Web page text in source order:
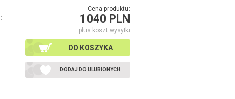
Cena produktu:
1040 PLN
plus koszt wysyłki
DO KOSZYKA
DODAJ DO ULUBIONYCH
: